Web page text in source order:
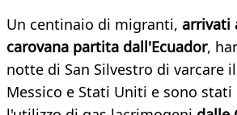
Un centinaio di migranti, arrivati
carovana partita dall'Ecuador,
notte di San Silvestro di varcare
Messico e Stati Uniti e sono